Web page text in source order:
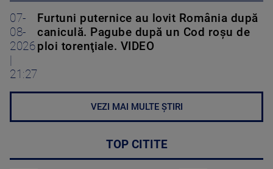
07-
08-
2026
21:27
Furtuni puternice au lovit România după
caniculă. Pagube după un Cod roşu de
ploi torenţiale. VIDEO
VEZI MAI MULTE ȘTIRI
TOP CITITE